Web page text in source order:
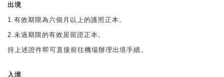
出境
1.有效期限為六個月以上的護照正本。
2.未過期限的有效居留證正本。
持上述證件即可直接前往機場辦理出境手續。
入境